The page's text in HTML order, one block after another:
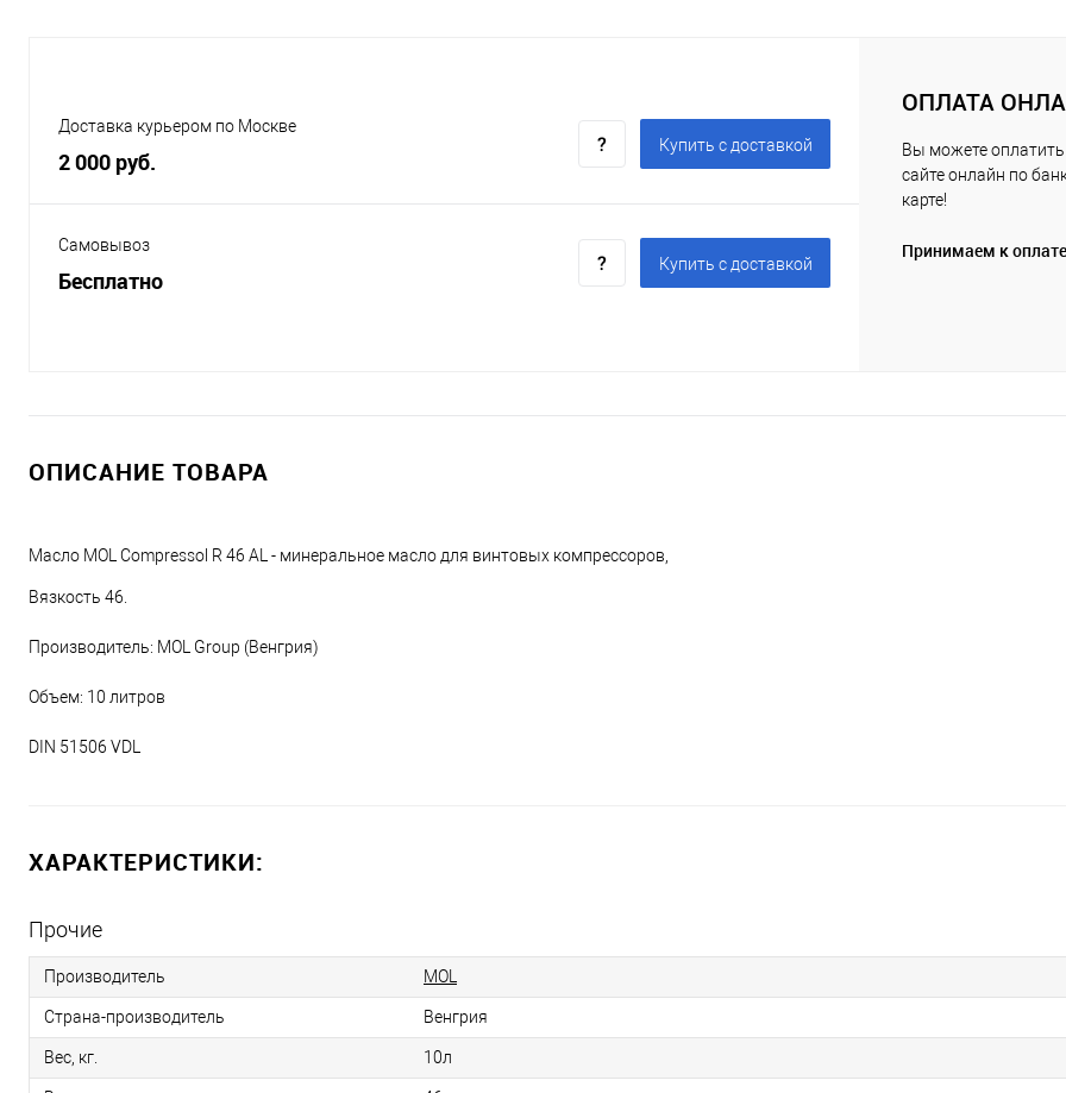
Доставка курьером по Москве
2 000 руб.
Купить c доставкой
Самовывоз
Бесплатно
Купить c доставкой
ОПЛАТА
Вы можете оплатить
сайте онлайн по
карте!
Принимаем к оплате
ОПИСАНИЕ ТОВАРА
Масло MOL Compressol R 46 AL - минеральное масло для винтовых компрессоров,
Вязкость 46.
Производитель: MOL Group (Венгрия)
Объем: 10 литров
DIN 51506 VDL
ХАРАКТЕРИСТИКИ:
Прочие
Производитель MOL
Страна-производитель Венгрия
Вес, кг. 10л